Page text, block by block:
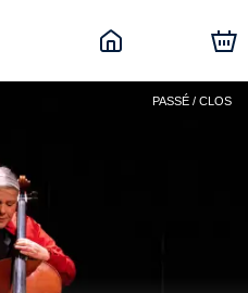
PASSÉ / CLOS